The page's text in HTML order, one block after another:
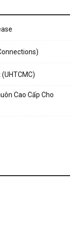
Cao Cấp Cho